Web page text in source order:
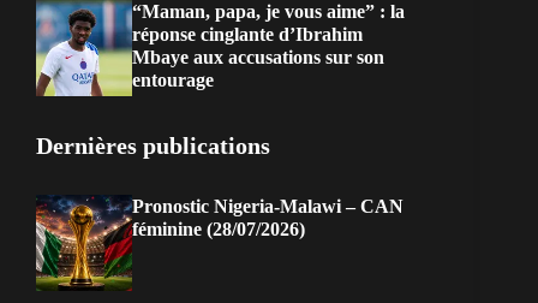
“Maman, papa, je vous aime” : la
réponse cinglante d’Ibrahim
Mbaye aux accusations sur son
entourage
Dernières publications
Pronostic Nigeria-Malawi – CAN
féminine (28/07/2026)